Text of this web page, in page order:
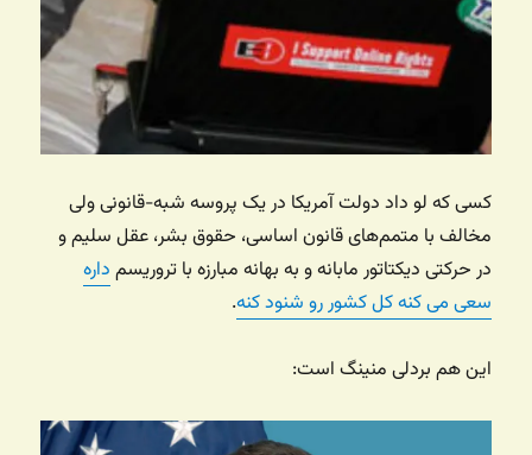
کسی که لو داد دولت آمریکا در یک پروسه شبه-قانونی ولی
مخالف با متمم‌های قانون اساسی، حقوق بشر، عقل سلیم و
در حرکتی دیکتاتور مابانه و به بهانه مبارزه با تروریسم داره
سعی می کنه کل کشور رو شنود کنه.
این هم بردلی منینگ است: